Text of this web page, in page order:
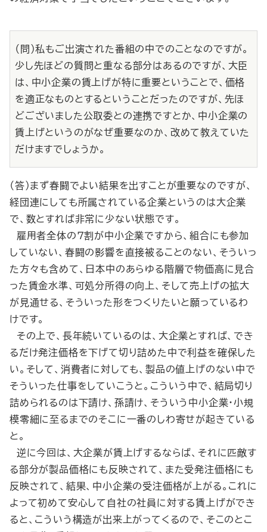
（問）私もご出演された番組の中でのことなのですが。
少し先ほどの質問と重なる部分はあるのですが、大臣
は、中小企業の賃上げが特に重要ということで、価格
を適正なものとするということだったのですが、先ほ
どございました公取委との連携ですとか、中小企業の
賃上げというのがなぜ重要なのか、改めて教えていた
だけますでしょうか。
（答）まず春闘でよい結果を出すことが重要なのですが、
経団連にしても所属されている企業というのは大企業
で、数とすれば非常に少ない状態です。
雇用者全体の７割が中小企業ですから、組合にも参加
していない、春闘の影響を直接被ることのない、そういっ
た方々も含めて、日本中のあらゆる階層で物価高に見合
った賃金水準、可処分所得の向上、そして売上げの拡大
が見通せる、そういった形をつくりたいと願っているわ
けです。
その上で、長年続いているのは、大企業とすれば、でき
るだけ発注価格を下げて切り詰めた中で利益を確保した
い。そして、消費者に対しても、製品の値上げのない中で
そういった仕事をしていこうと。こういう中で、結局切り
詰められるのは下請け、孫請け、そういう中小企業・小規
模零細に至るまでのそこに一番のしわ寄せが起きている
と。
逆に今回は、大企業が賃上げするならば、それに匹敵す
る部分が製品価格にも反映されて、また受発注価格にも
反映されて、結果、中小企業の受注価格が上がる。これに
よって初めて安心して自社の社員に対する賃上げができ
ると、こういう構造が出来上がってくるので、そこのとこ